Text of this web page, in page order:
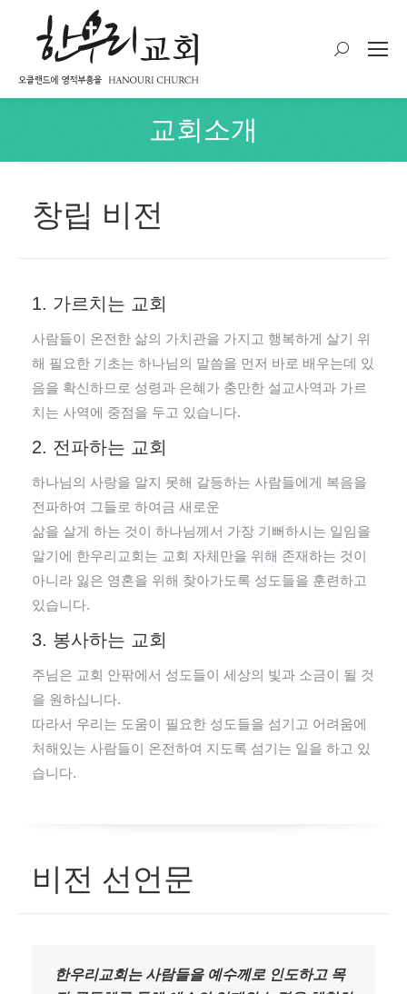
Search:
교회소개
You are here:
창립 비전
1. 가르치는 교회
사람들이 온전한 삶의 가치관을 가지고 행복하게 살기 위
해 필요한 기초는 하나님의 말씀을 먼저 바로 배우는데 있
음을 확신하므로 성령과 은혜가 충만한 설교사역과 가르
치는 사역에 중점을 두고 있습니다.
2. 전파하는 교회
하나님의 사랑을 알지 못해 갈등하는 사람들에게 복음을
전파하여 그들로 하여금 새로운
삶을 살게 하는 것이 하나님께서 가장 기뻐하시는 일임을
알기에 한우리교회는 교회 자체만을 위해 존재하는 것이
아니라 잃은 영혼을 위해 찾아가도록 성도들을 훈련하고
있습니다.
3. 봉사하는 교회
주님은 교회 안팎에서 성도들이 세상의 빛과 소금이 될 것
을 원하십니다.
따라서 우리는 도움이 필요한 성도들을 섬기고 어려움에
처해있는 사람들이 온전하여 지도록 섬기는 일을 하고 있
습니다.
비전 선언문
한우리교회는 사람들을 예수께로 인도하고 목